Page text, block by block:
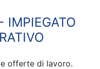
IMPIEGATO
offerte di lavoro.